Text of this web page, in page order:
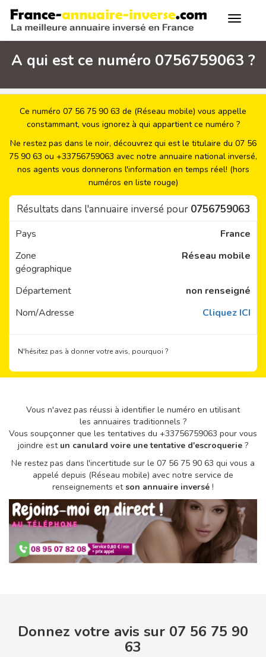
A qui est ce numéro 0756759063 ?
Ce numéro 07 56 75 90 63 de (Réseau mobile) vous appelle
constammant, vous ignorez à qui appartient ce numéro ?
Ne restez pas dans le noir, découvrez qui est le titulaire du 07 56
75 90 63 ou +33756759063 avec notre annuaire national inversé,
nos agents vous donnerons l'information en temps réel! (hors
numéros en liste rouge)
Résultats dans l'annuaire inversé pour 0756759063
Pays
France
Zone
géographique
Réseau mobile
Département
non renseigné
Nom/Adresse
Cliquez ICI
N'hésitez pas à donner votre avis, pourquoi ?
Vous n'avez pas réussi à identifier le numéro en utilisant
les annuaires traditionnels ?
Vous soupçonner que les tentatives du +33756759063 pour vous
joindre est un canulard voire une tentative d'escroquerie ?
Ne restez pas dans l'incertitude sur le 07 56 75 90 63 qui vous a
appelé depuis (Réseau mobile) avec notre service de
renseignements et son annuaire inversé !
Donnez votre avis sur 07 56 75 90
63